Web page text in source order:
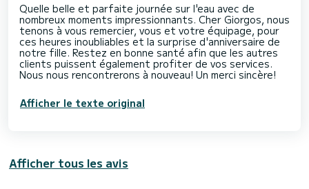
Quelle belle et parfaite journée sur l'eau avec de
nombreux moments impressionnants. Cher Giorgos, nous
tenons à vous remercier, vous et votre équipage, pour
ces heures inoubliables et la surprise d'anniversaire de
notre fille. Restez en bonne santé afin que les autres
clients puissent également profiter de vos services.
Afficher le texte original
Afficher tous les avis